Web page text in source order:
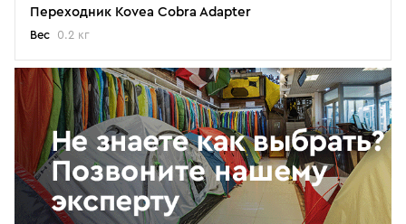
Переходник Kovea Cobra Adapter
Вес 0.2 кг